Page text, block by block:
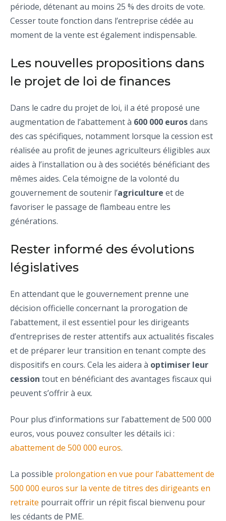
période, détenant au moins 25 % des droits de vote.
Cesser toute fonction dans l’entreprise cédée au
moment de la vente est également indispensable.
Les nouvelles propositions dans
le projet de loi de finances
Dans le cadre du projet de loi, il a été proposé une
augmentation de l’abattement à 600 000 eurosdans
des cas spécifiques, notamment lorsque la cession est
réalisée au profit de jeunes agriculteurs éligibles aux
aides à l’installation ou à des sociétés bénéficiant des
mêmes aides. Cela témoigne de la volonté du
gouvernement de soutenir l’agriculture et de
favoriser le passage de flambeau entre les
générations.
Rester informé des évolutions
législatives
En attendant que le gouvernement prenne une
décision officielle concernant la prorogation de
l’abattement, il est essentiel pour les dirigeants
d’entreprises de rester attentifs aux actualités fiscales
et de préparer leur transition en tenant compte des
dispositifs en cours. Cela les aidera à optimiser leur
cession tout en bénéficiant des avantages fiscaux qui
peuvent s’offrir à eux.
Pour plus d’informations sur l’abattement de 500 000
euros, vous pouvez consulter les détails ici :
abattement de 500 000 euros.
La possible prolongation en vue pour l’abattement de
500 000 euros sur la vente de titres des dirigeants en
retraite pourrait offrir un répit fiscal bienvenu pour
les cédants de PME.